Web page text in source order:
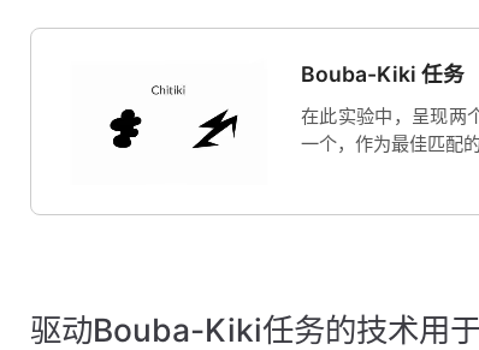
Bouba-Kiki 任务
在此实验中，呈现两
一个，作为最佳匹配的
驱动Bouba-Kiki任务的技术用